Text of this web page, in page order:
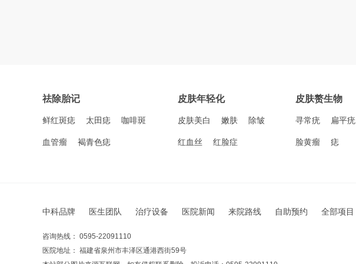
祛除胎记
鲜红斑痣 太田痣 咖啡斑
血管瘤 褐青色痣
皮肤年轻化
皮肤美白 嫩肤 除皱
红血丝 红脸症
皮肤赘生物
寻常疣 扁平疣
脸黄瘤 痣
中科品牌 医生团队 治疗设备 医院新闻 来院路线 自助预约 全部项目
咨询热线： 0595-22091110
医院地址： 福建省泉州市丰泽区通港西街59号